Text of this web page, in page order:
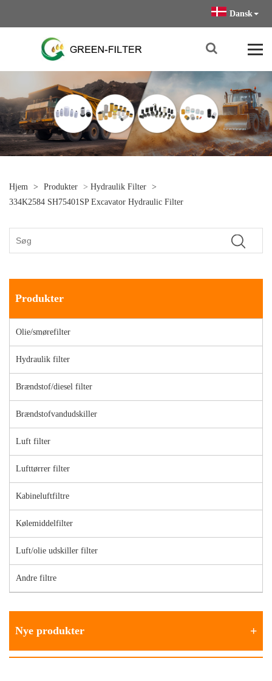
Dansk
Hjem > Produkter > Hydraulik Filter >
334K2584 SH75401SP Excavator Hydraulic Filter
Produkter
Olie/smørefilter
Hydraulik filter
Brændstof/diesel filter
Brændstofvandudskiller
Luft filter
Lufttørrer filter
Kabineluftfiltre
Kølemiddelfilter
Luft/olie udskiller filter
Andre filtre
Nye produkter